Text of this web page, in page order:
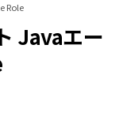
Role
Javaエー